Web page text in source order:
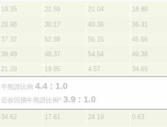
19.35 21.59 21.04 18.88
20.98 30.17 40.36 36.31
37.32 52.88 56.15 45.66
39.49 48.37 54.54 49.38
21.28 19.95 4.57 34.65
牛熊證比例 4.4 : 1.0
近收回價牛熊證比例* 3.9 : 1.0
34.62 17.61 24.19 0.63